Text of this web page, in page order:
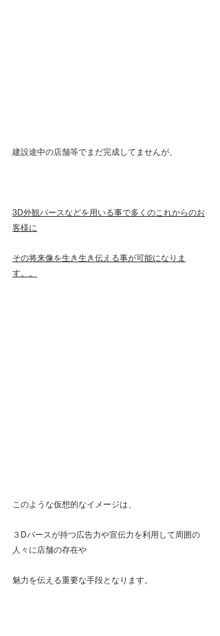
建設途中の店舗等でまだ完成してませんが、
3D外観パースなどを用いる事で多くのこれからのお
客様に
その将来像を生き生き伝える事が可能になりま
す。。
このような仮想的なイメージは、
３Dパースが持つ広告力や宣伝力を利用して周囲の
人々に店舗の存在や
魅力を伝える重要な手段となります。